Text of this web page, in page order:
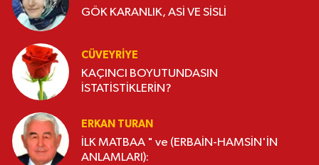
GÖK KARANLIK, ASİ VE SİSLİ
CÜVEYRIYE
KAÇINCI BOYUTUNDASIN
İSTATİSTİKLERİN?
ERKAN TURAN
İLK MATBAA " ve (ERBAİN-HAMSİN'İN
ANLAMLARI):